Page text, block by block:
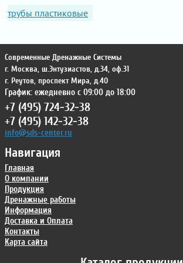
трубы пластиковые
Навигация
Главная
О компании
Продукция
Дренажные работы
Информация
Доставка и Оплата
Контакты
Карта сайта
Современные Дренажные Системы
г. Москва, ш.Энтузиастов, д.34, оф.31
г. Реутов, проспект Мира, д.40
График: ежедневно с 09:00 до 18:00
+7 (495) 724-32-38
+7 (495) 142-32-38
info@sds-center.ru